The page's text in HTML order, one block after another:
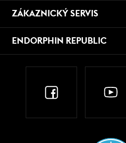
ZÁKAZNICKÝ SERVIS
ENDORPHIN REPUBLIC